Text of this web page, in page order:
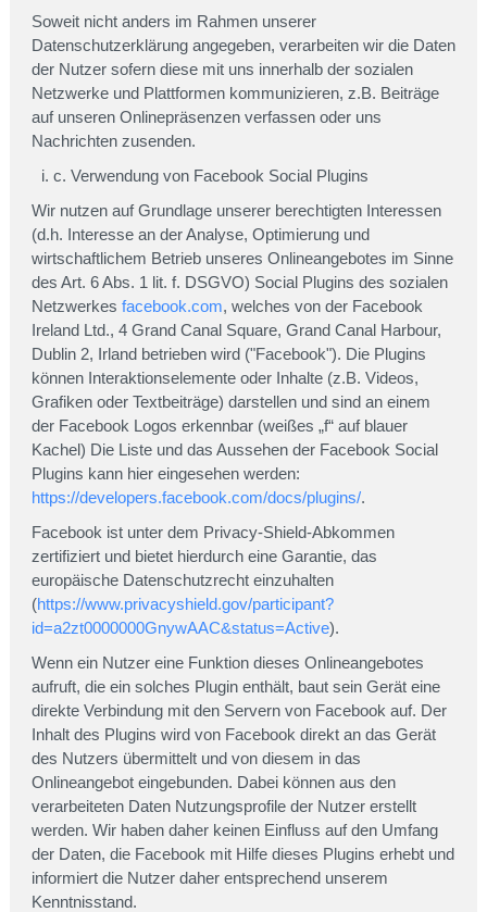
Soweit nicht anders im Rahmen unserer
Datenschutzerklärung angegeben, verarbeiten wir die Daten
der Nutzer sofern diese mit uns innerhalb der sozialen
Netzwerke und Plattformen kommunizieren, z.B. Beiträge
auf unseren Onlinepräsenzen verfassen oder uns
Nachrichten zusenden.
c. Verwendung von Facebook Social Plugins
Wir nutzen auf Grundlage unserer berechtigten Interessen
(d.h. Interesse an der Analyse, Optimierung und
wirtschaftlichem Betrieb unseres Onlineangebotes im Sinne
des Art. 6 Abs. 1 lit. f. DSGVO) Social Plugins des sozialen
Netzwerkes facebook.com, welches von der Facebook
Ireland Ltd., 4 Grand Canal Square, Grand Canal Harbour,
Dublin 2, Irland betrieben wird ("Facebook"). Die Plugins
können Interaktionselemente oder Inhalte (z.B. Videos,
Grafiken oder Textbeiträge) darstellen und sind an einem
der Facebook Logos erkennbar (weißes „f“ auf blauer
Kachel) Die Liste und das Aussehen der Facebook Social
Plugins kann hier eingesehen werden:
https://developers.facebook.com/docs/plugins/.
Facebook ist unter dem Privacy-Shield-Abkommen
zertifiziert und bietet hierdurch eine Garantie, das
europäische Datenschutzrecht einzuhalten
(https://www.privacyshield.gov/participant?
id=a2zt0000000GnywAAC&status=Active).
Wenn ein Nutzer eine Funktion dieses Onlineangebotes
aufruft, die ein solches Plugin enthält, baut sein Gerät eine
direkte Verbindung mit den Servern von Facebook auf. Der
Inhalt des Plugins wird von Facebook direkt an das Gerät
des Nutzers übermittelt und von diesem in das
Onlineangebot eingebunden. Dabei können aus den
verarbeiteten Daten Nutzungsprofile der Nutzer erstellt
werden. Wir haben daher keinen Einfluss auf den Umfang
der Daten, die Facebook mit Hilfe dieses Plugins erhebt und
informiert die Nutzer daher entsprechend unserem
Kenntnisstand.